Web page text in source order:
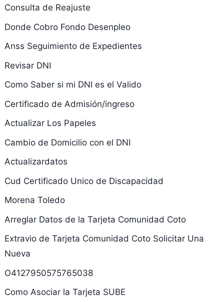
Consulta de Reajuste
Donde Cobro Fondo Desenpleo
Anss Seguimiento de Expedientes
Revisar DNI
Como Saber si mi DNI es el Valido
Certificado de Admisión/ingreso
Actualizar Los Papeles
Cambio de Domicilio con el DNI
Actualizardatos
Cud Certificado Unico de Discapacidad
Morena Toledo
Arreglar Datos de la Tarjeta Comunidad Coto
Extravio de Tarjeta Comunidad Coto Solicitar Una
Nueva
O4127950575765038
Como Asociar la Tarjeta SUBE